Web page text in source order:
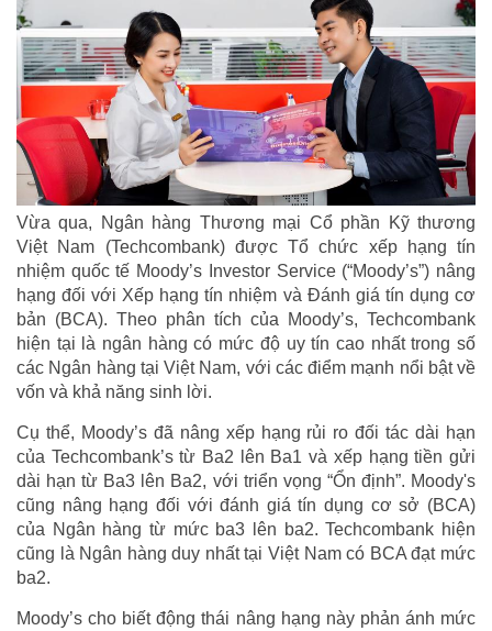
Vừa qua, Ngân hàng Thương mại Cổ phần Kỹ thương
Việt Nam (Techcombank) được Tổ chức xếp hạng tín
nhiệm quốc tế Moody’s Investor Service (“Moody’s”) nâng
hạng đối với Xếp hạng tín nhiệm và Đánh giá tín dụng cơ
bản (BCA). Theo phân tích của Moody’s, Techcombank
hiện tại là ngân hàng có mức độ uy tín cao nhất trong số
các Ngân hàng tại Việt Nam, với các điểm mạnh nổi bật về
vốn và khả năng sinh lời.
Cụ thể, Moody’s đã nâng xếp hạng rủi ro đối tác dài hạn
của Techcombank’s từ Ba2 lên Ba1 và xếp hạng tiền gửi
dài hạn từ Ba3 lên Ba2, với triển vọng “Ổn định”. Moody's
cũng nâng hạng đối với đánh giá tín dụng cơ sở (BCA)
của Ngân hàng từ mức ba3 lên ba2. Techcombank hiện
cũng là Ngân hàng duy nhất tại Việt Nam có BCA đạt mức
ba2.
Moody’s cho biết động thái nâng hạng này phản ánh mức